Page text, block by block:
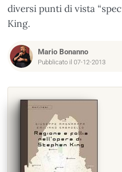
diversi punti di vista
King.
Mario Bonanno
Pubblicato il 07-12-2013